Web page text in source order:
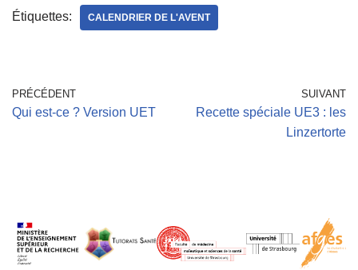
Étiquettes: CALENDRIER DE L'AVENT
PRÉCÉDENT
Qui est-ce ? Version UET
SUIVANT
Recette spéciale UE3 : les
Linzertorte